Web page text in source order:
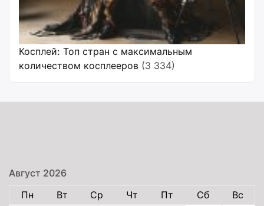
Косплей: Топ стран с максимальным
количеством косплееров (3 334)
Август 2026
Пн
Вт Ср Чт Пт Сб Вс